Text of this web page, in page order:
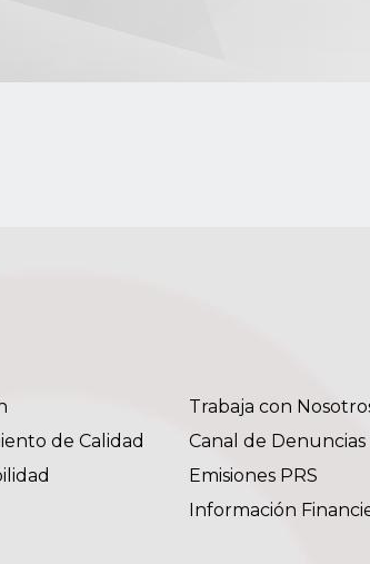
de Calidad
Trabaja con
Canal de Denuncias
Emisiones PRS
Información